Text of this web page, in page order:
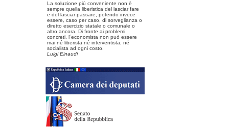
La soluzione più conveniente non è
sempre quella liberistica del lasciar fare
e del lasciar passare, potendo invece
essere, caso per caso, di sorveglianza o
diretto esercizio statale o comunale o
altro ancora. Di fronte ai problemi
concreti, l´economista non può essere
mai né liberista né interventista, né
socialista ad ogni costo.
Luigi Einaudi